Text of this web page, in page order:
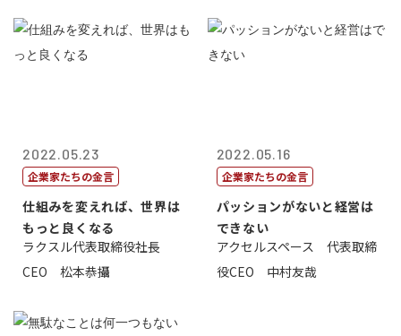
2022.05.23
企業家たちの金言
仕組みを変えれば、世界は
もっと良くなる
ラクスル代表取締役社長
CEO 松本恭攝
2022.05.16
企業家たちの金言
パッションがないと経営は
できない
アクセルスペース 代表取締
役CEO 中村友哉